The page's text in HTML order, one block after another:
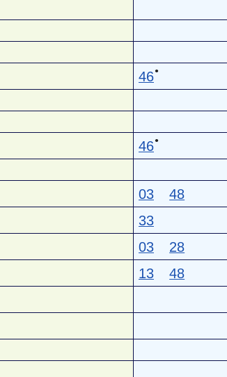
46●
46●
03 48
33
03 28
13 48